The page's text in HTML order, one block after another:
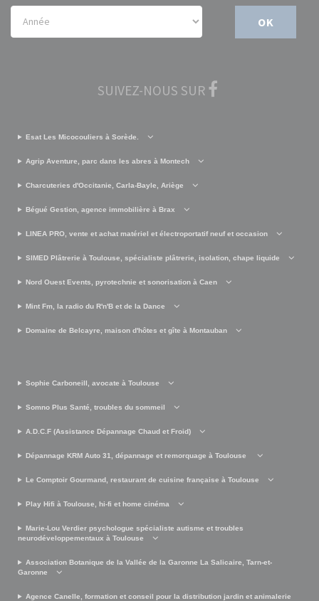
OK
SUIVEZ-NOUS SUR
Esat Les Micocouliers à Sorède.
Agrip Aventure, parc dans les abres à Montech
Charcuteries d'Occitanie, Carla-Bayle, Ariège
Bégué Gestion, agence immobilière à Brax
LINEA PRO, vente et achat matériel et électroportatif neuf et occasion
SIMED Plâtrerie à Toulouse, spécialiste plâtrerie, isolation, chape liquide
Nord Ouest Events, pyrotechnie et sonorisation à Caen
Mint Fm, la radio du R'n'B et de la Dance
Domaine de Belcayre, maison d'hôtes et gîte à Montauban
Sophie Carboneill, avocate à Toulouse
Somno Plus Santé, troubles du sommeil
A.D.C.F (Assistance Dépannage Chaud et Froid)
Dépannage KRM Auto 31, dépannage et remorquage à Toulouse
Le Comptoir Gourmand, restaurant de cuisine française à Toulouse
Play Hifi à Toulouse, hi-fi et home cinéma
Marie-Lou Verdier psychologue spécialiste autisme et troubles
neurodéveloppementaux à Toulouse
Association Botanique de la Vallée de la Garonne La Salicaire, Tarn-et-
Garonne
Agence Canelle, formation et conseil pour la distribution jardin et animalerie